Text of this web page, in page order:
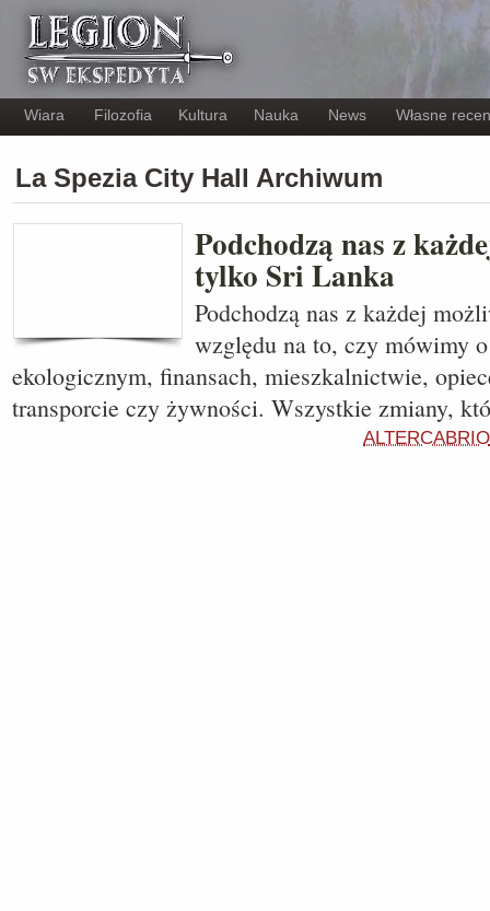
Wiara Filozofia Kultura Nauka News Własne
La Spezia City Hall Archiwum
Podchodzą nas z
tylko Sri Lanka
Podchodzą nas z każdej
względu na to, czy mówimy
ekologicznym, finansach, mieszkalnictwie,
transporcie czy żywności. Wszystkie zmiany,
ALTERCABRIO